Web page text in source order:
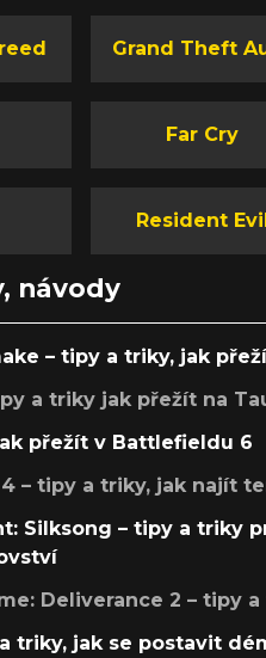
Grand Theft
Far Cry
Resident
návody
– tipy a triky, jak
a triky jak přežít na
přežít v Battlefieldu 6
– tipy a triky, jak najít
Silksong – tipy a triky
Deliverance 2 – tipy
triky, jak se postavit